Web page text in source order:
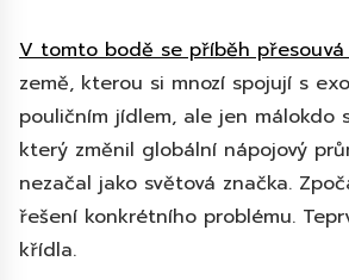
V tomto bodě se příběh
země, kterou si mnozí spojují s
pouličním jídlem, ale jen málokdo
který změnil globální nápojový
nezačal jako světová značka.
řešení konkrétního problému.
křídla.